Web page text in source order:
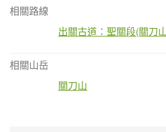
相關路線
出關古道：聖關段(關刀
相關山岳
關刀山